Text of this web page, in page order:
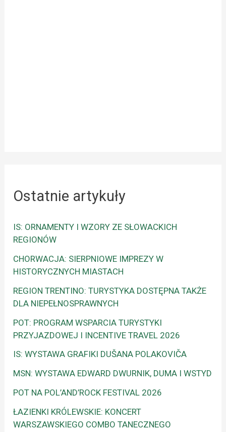
Ostatnie artykuły
IS: ORNAMENTY I WZORY ZE SŁOWACKICH
REGIONÓW
CHORWACJA: SIERPNIOWE IMPREZY W
HISTORYCZNYCH MIASTACH
REGION TRENTINO: TURYSTYKA DOSTĘPNA TAKŻE
DLA NIEPEŁNOSPRAWNYCH
POT: PROGRAM WSPARCIA TURYSTYKI
PRZYJAZDOWEJ I INCENTIVE TRAVEL 2026
IS: WYSTAWA GRAFIKI DUŠANA POLAKOVIČA
MSN: WYSTAWA EDWARD DWURNIK, DUMA I WSTYD
POT NA POL’AND’ROCK FESTIVAL 2026
ŁAZIENKI KRÓLEWSKIE: KONCERT
WARSZAWSKIEGO COMBO TANECZNEGO